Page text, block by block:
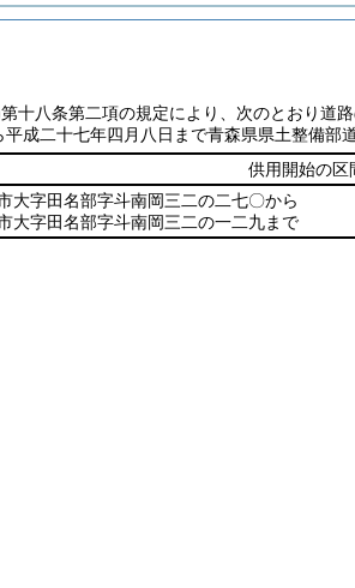
第十八条第二項の規定により、次のとおり道
成二十七年四月八日まで青森県県土整備部
供用開始の区
大字田名部字斗南岡三二の二七〇から
大字田名部字斗南岡三二の一二九まで